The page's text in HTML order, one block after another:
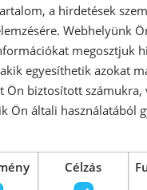
Kapcsolat
tájékoztató
Feltételek
a hirdetések
Webhelyünk
megosztjuk
egyesíthetik azokat
Ön biztosított számukra,
Ön általi használatából
Célzás